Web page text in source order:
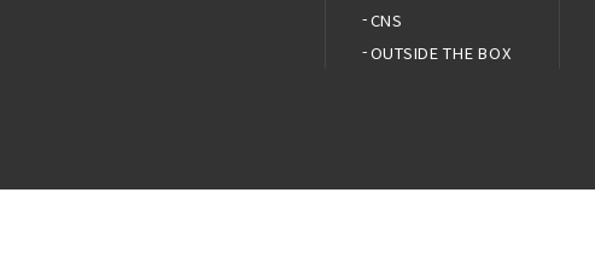
CNS
OUTSIDE THE BOX